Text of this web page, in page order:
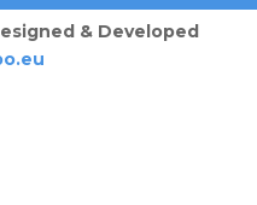
& Developed